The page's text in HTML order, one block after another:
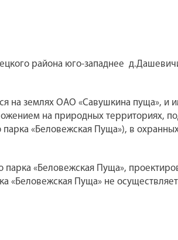
района юго-западнее
на землях ОАО «Савушкина пуща», и
на природных территориях,
«Беловежская Пуща»), в
парка «Беловежская Пуща»,
«Беловежская Пуща» не